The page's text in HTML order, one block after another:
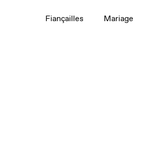
Fiançailles Mariage